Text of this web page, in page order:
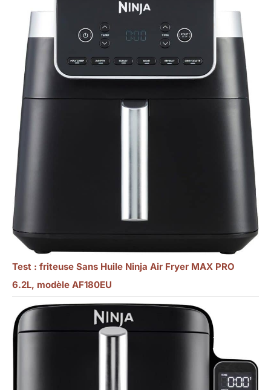
Test : friteuse Sans Huile Ninja Air Fryer MAX PRO
6.2L, modèle AF180EU